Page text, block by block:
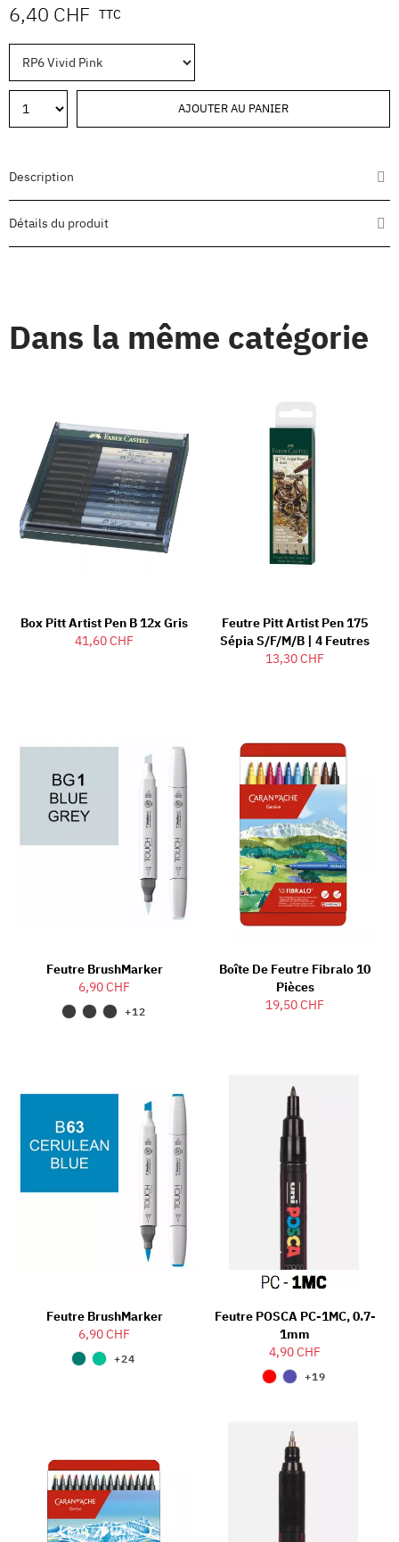
6,40 CHF TTC
AJOUTER AU PANIER
Description
Détails du produit
Dans la même catégorie
Box Pitt Artist Pen B 12x Gris
41,60 CHF
Feutre Pitt Artist Pen 175
Sépia S/F/M/B | 4 Feutres
13,30 CHF
Feutre BrushMarker
6,90 CHF
+12
Boîte De Feutre Fibralo 10
Pièces
19,50 CHF
Feutre BrushMarker
6,90 CHF
+24
Feutre POSCA PC-1MC, 0.7-
1mm
4,90 CHF
+19